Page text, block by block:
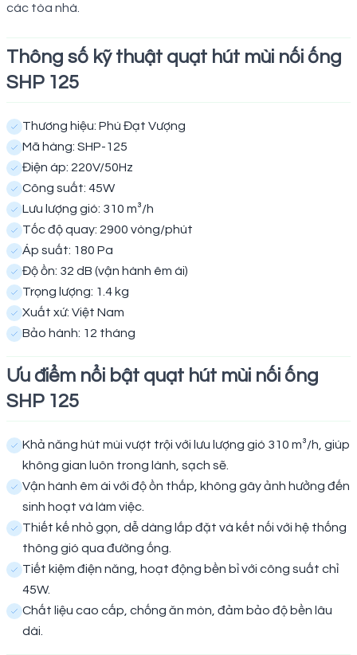
các tòa nhà.
Thông số kỹ thuật quạt hút mùi nối ống
SHP 125
Thương hiệu: Phú Đạt Vượng
Mã hàng: SHP-125
Điện áp: 220V/50Hz
Công suất: 45W
Lưu lượng gió: 310 m³/h
Tốc độ quay: 2900 vòng/phút
Áp suất: 180 Pa
Độ ồn: 32 dB (vận hành êm ái)
Trọng lượng: 1.4 kg
Xuất xứ: Việt Nam
Bảo hành: 12 tháng
Ưu điểm nổi bật quạt hút mùi nối ống
SHP 125
Khả năng hút mùi vượt trội với lưu lượng gió 310 m³/h, giúp
không gian luôn trong lành, sạch sẽ.
Vận hành êm ái với độ ồn thấp, không gây ảnh hưởng đến
sinh hoạt và làm việc.
Thiết kế nhỏ gọn, dễ dàng lắp đặt và kết nối với hệ thống
thông gió qua đường ống.
Tiết kiệm điện năng, hoạt động bền bỉ với công suất chỉ
45W.
Chất liệu cao cấp, chống ăn mòn, đảm bảo độ bền lâu
dài.